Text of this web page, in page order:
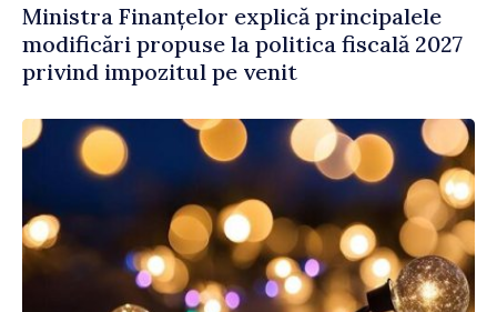
Ministra Finanțelor explică principalele
modificări propuse la politica fiscală 2027
privind impozitul pe venit